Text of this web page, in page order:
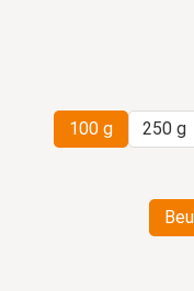
100 g
250 g